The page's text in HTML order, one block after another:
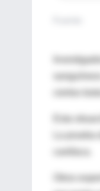
ciertos
Esta
Otros